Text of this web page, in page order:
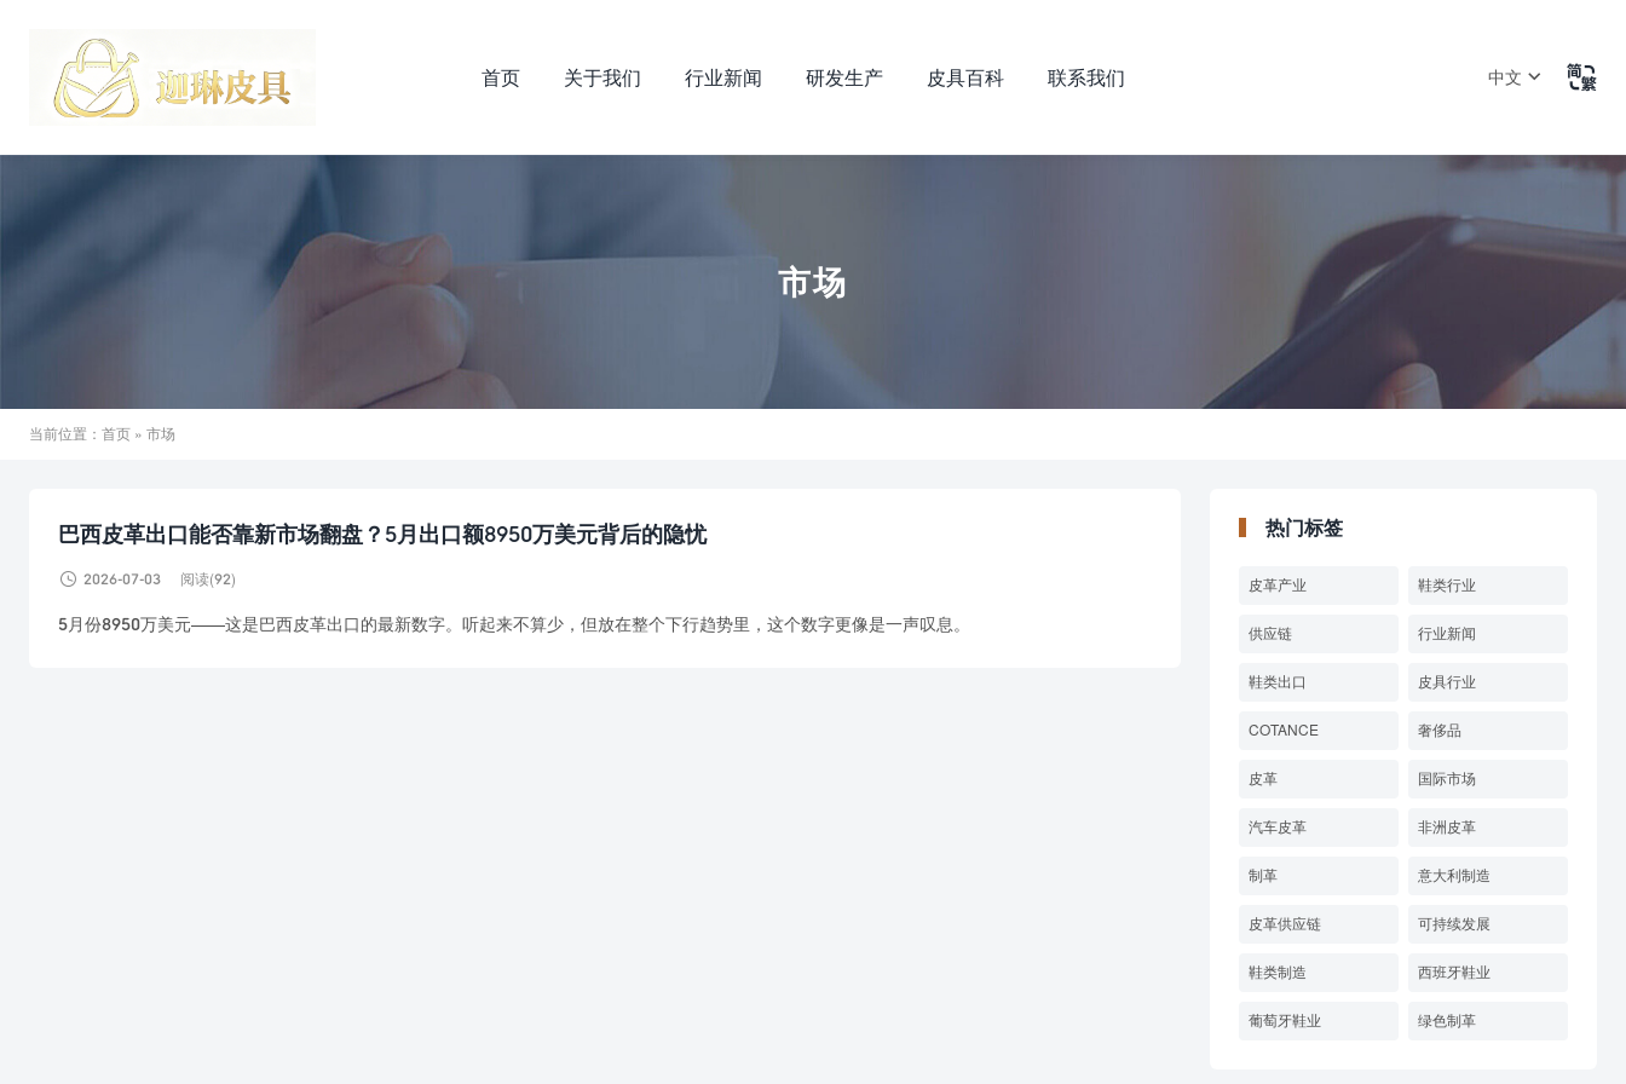

中文
首页 关于我们 行业新闻 研发生产 皮具百科 联系我们
市场
当前位置： 首页 » 市场
巴西皮革出口能否靠新市场翻盘？5月出口额8950万美元背后的隐忧
 2026-07-03 阅读(92)
5月份8950万美元——这是巴西皮革出口的最新数字。听起来不算少，但放在整个下行趋势里，这个数字更像是一声叹息。
热门标签
皮革产业 鞋类行业
供应链 行业新闻
鞋类出口 皮具行业
COTANCE 奢侈品
皮革 国际市场
汽车皮革 非洲皮革
制革 意大利制造
皮革供应链 可持续发展
鞋类制造 西班牙鞋业
葡萄牙鞋业 绿色制革